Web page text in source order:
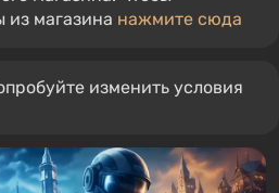
из магазина нажмите сюда
изменить условия